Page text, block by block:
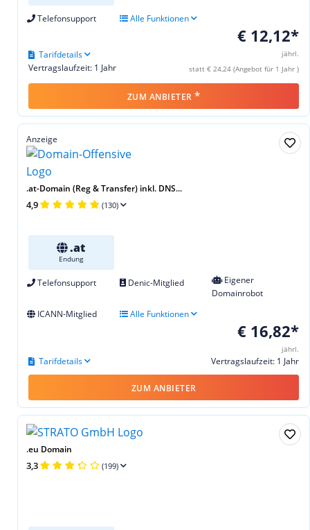
Telefonsupport Alle Funktionen
€ 12,12*
jährl.
statt € 24,24 (Angebot für 1 Jahr )
Vertragslaufzeit: 1 Jahr
Tarifdetails
ZUM ANBIETER *
Anzeige
.at-Domain (Reg & Transfer) inkl. DNS...
4,9 (130)
.at
Endung
Telefonsupport Denic-Mitglied
Eigener
Domainrobot
ICANN-Mitglied
Alle Funktionen
€ 16,82*
jährl.
Vertragslaufzeit: 1 Jahr
Tarifdetails
ZUM ANBIETER
.eu Domain
3,3 (199)